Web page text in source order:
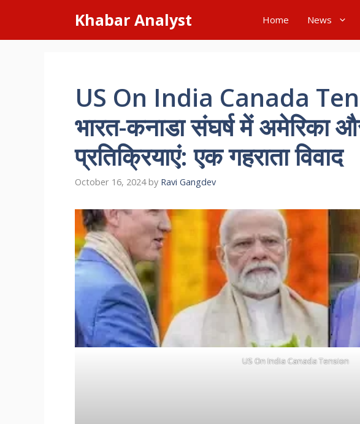
content
Khabar Analyst Home News
US On India Canada
भारत-कनाडा संघर्ष में अमेरिका
प्रतिक्रियाएं: एक गहराता विवाद
October 16, 2024 by Ravi Gangdev
US On India Canada Tension